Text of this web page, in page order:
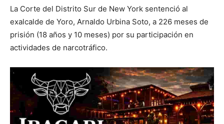
La Corte del Distrito Sur de New York sentenció al
exalcalde de Yoro, Arnaldo Urbina Soto, a 226 meses de
prisión (18 años y 10 meses) por su participación en
actividades de narcotráfico.